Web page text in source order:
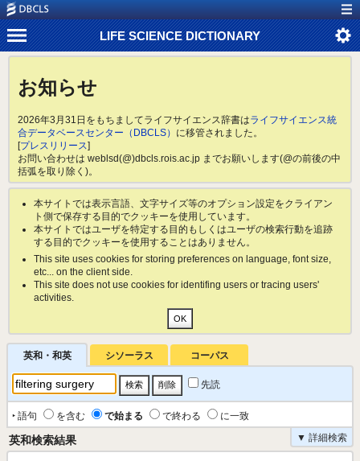
LIFE SCIENCE DICTIONARY
お知らせ
2026年3月31日をもちましてライフサイエンス辞書はライフサイエンス統
合データベースセンター（DBCLS） に移管されました。
[プレスリリース]
お問い合わせは weblsd(@)dbcls.rois.ac.jp までお願いします(@の前後の中
括弧を取り除く)。
本サイトでは表示言語、文字サイズ等のオプション設定をクライアン
ト側で保存する目的でクッキーを使用しています。
本サイトではユーザを特定する目的もしくはユーザの検索行動を追跡
する目的でクッキーを使用することはありません。
This site uses cookies for storing preferences on language, font size,
etc... on the client side.
This site does not use cookies for identifing users or tracing users'
activities.
英和・和英 シソーラス コーパス
先読
‣ 語句 を含む で始まる で終わる
に一致
▼ 詳細検索
英和検索結果